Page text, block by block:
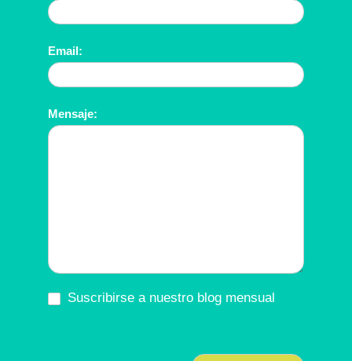
Email:
Mensaje:
Suscribirse a nuestro blog mensual